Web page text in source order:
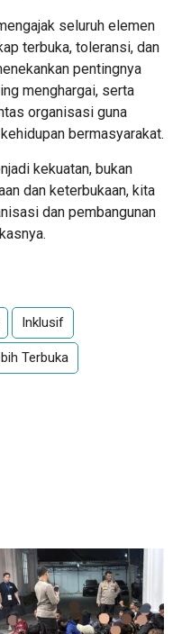
seluruh elemen
terbuka, toleransi, dan
pentingnya
menghargai, serta
organisasi guna
bermasyarakat.
kekuatan, bukan
dan keterbukaan, kita
dan pembangunan
Inklusif
Terbuka